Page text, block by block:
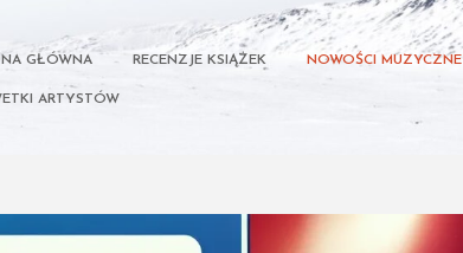
GŁÓWNA RECENZJE KSIĄŻEK NOWOŚCI MUZYCZNE
ARTYSTÓW